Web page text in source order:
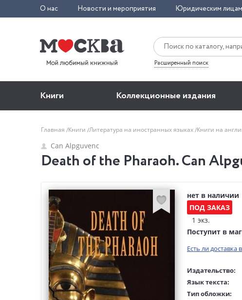
О нас Новости и мероприятия Юридическим лицам
Расширенный поиск
Книги Коллекционные издания
Главная Книги Литература на иностранных языках Книги на
Can Alpguvenc
Death of the Pharaoh. Can
нет в наличии
ПОД ЗАКАЗ
1 экз.
Поступит в
Есть ли доставка
Издательство:
Язык текста:
Тип обложки: